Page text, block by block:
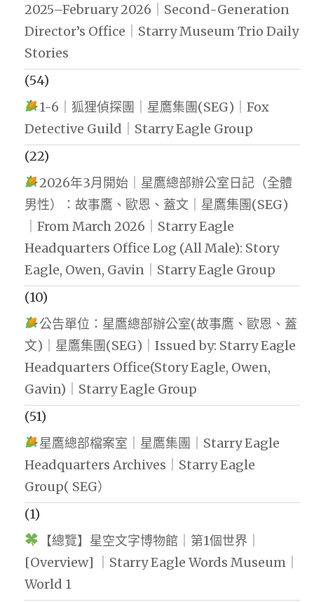
2025–February 2026｜Second-Generation
Director’s Office｜Starry Museum Trio Daily
Stories
(54)
1-6｜狐狸偵探團｜星鷹集團(SEG)｜Fox
Detective Guild｜Starry Eagle Group
(22)
2026年3月開始｜星鷹總部辦公室日記（全體
男性）：故事鷹、歐恩、蓋文｜星鷹集團(SEG)
｜From March 2026｜Starry Eagle
Headquarters Office Log (All Male): Story
Eagle, Owen, Gavin｜Starry Eagle Group
(10)
公告單位：星鷹總部辦公室(故事鷹、歐恩、蓋
文)｜星鷹集團(SEG)｜Issued by: Starry Eagle
Headquarters Office(Story Eagle, Owen,
Gavin)｜Starry Eagle Group
(51)
星鷹總部檔案室｜星鷹集團｜Starry Eagle
Headquarters Archives｜Starry Eagle
Group( SEG）
(1)
【總覽】星空文字博物館｜第1個世界｜
[Overview] ｜Starry Eagle Words Museum｜
World 1